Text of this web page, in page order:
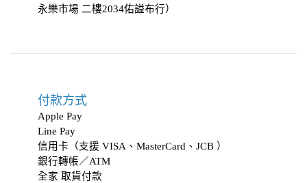
永樂市場 二樓2034佑謚布行）
付款方式
Apple Pay
Line Pay
信用卡（支援 VISA、MasterCard、JCB ）
銀行轉帳／ATM
全家 取貨付款